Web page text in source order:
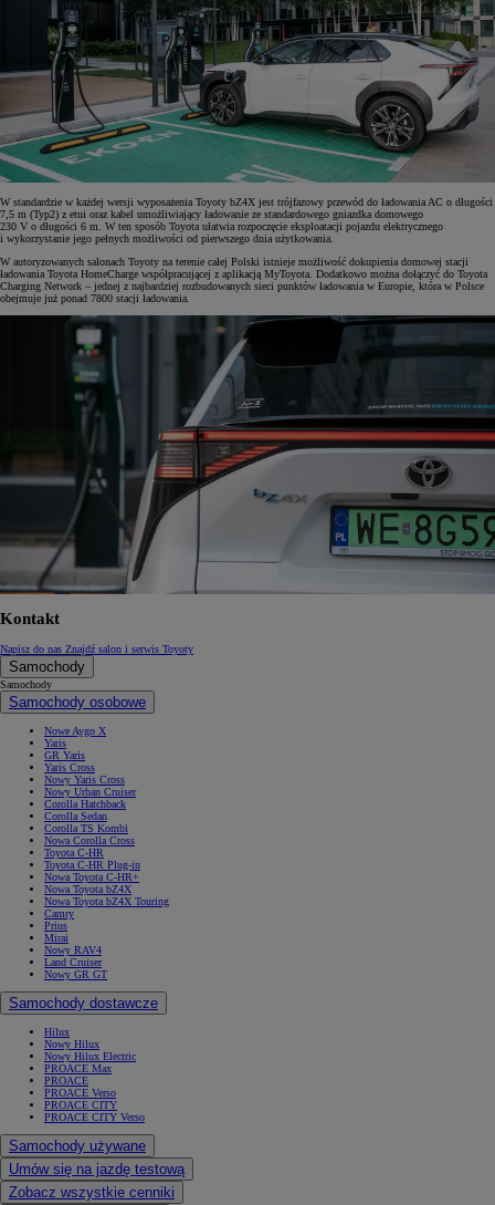
W standardzie w każdej wersji wyposażenia Toyoty bZ4X jest trójfazowy przewód do ładowania AC o długości
7,5 m (Typ2) z etui oraz kabel umożliwiający ładowanie ze standardowego gniazdka domowego
230 V o długości 6 m. W ten sposób Toyota ułatwia rozpoczęcie eksploatacji pojazdu elektrycznego
i wykorzystanie jego pełnych możliwości od pierwszego dnia użytkowania.
W autoryzowanych salonach Toyoty na terenie całej Polski istnieje możliwość dokupienia domowej stacji
ładowania Toyota HomeCharge współpracującej z aplikacją MyToyota. Dodatkowo można dołączyć do Toyota
Charging Network – jednej z najbardziej rozbudowanych sieci punktów ładowania w Europie, która w Polsce
obejmuje już ponad 7800 stacji ładowania.
Kontakt
Napisz do nas Znajdź salon i serwis Toyoty
Samochody
Samochody
Samochody osobowe
Nowe Aygo X
Yaris
GR Yaris
Yaris Cross
Nowy Yaris Cross
Nowy Urban Cruiser
Corolla Hatchback
Corolla Sedan
Corolla TS Kombi
Nowa Corolla Cross
Toyota C-HR
Toyota C-HR Plug-in
Nowa Toyota C-HR+
Nowa Toyota bZ4X
Nowa Toyota bZ4X Touring
Camry
Prius
Mirai
Nowy RAV4
Land Cruiser
Nowy GR GT
Samochody dostawcze
Hilux
Nowy Hilux
Nowy Hilux Electric
PROACE Max
PROACE
PROACE Verso
PROACE CITY
PROACE CITY Verso
Samochody używane
Umów się na jazdę testową
Zobacz wszystkie cenniki